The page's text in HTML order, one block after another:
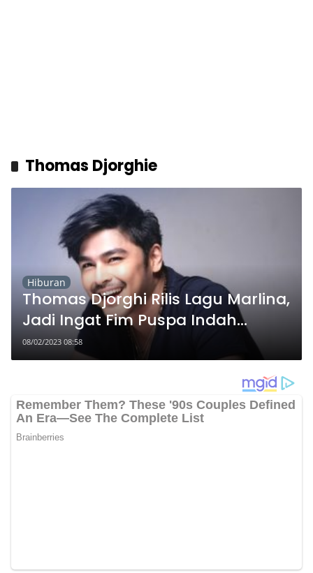
Thomas Djorghie
Hiburan
Thomas Djorghi Rilis Lagu Marlina,
Jadi Ingat Fim Puspa Indah
Taman Hati
08/02/2023 08:58